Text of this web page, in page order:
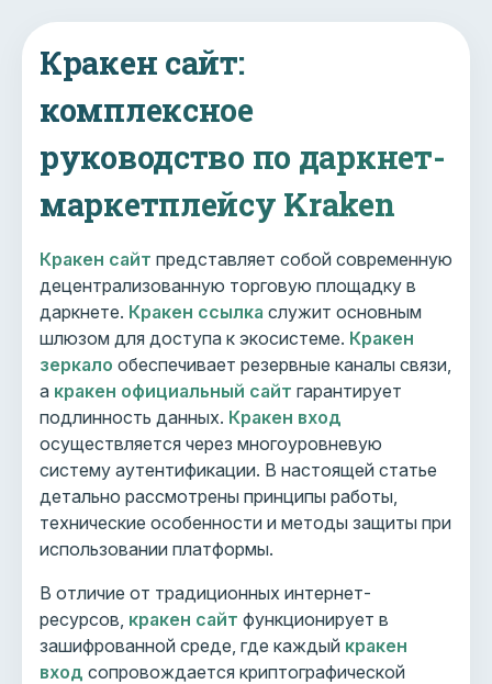
Кракен сайт:
комплексное
руководство по даркнет-
маркетплейсу Kraken
Кракен сайт представляет собой современную
децентрализованную торговую площадку в
даркнете. Кракен ссылка служит основным
шлюзом для доступа к экосистеме. Кракен
зеркало обеспечивает резервные каналы связи,
а кракен официальный сайт гарантирует
подлинность данных. Кракен вход
осуществляется через многоуровневую
систему аутентификации. В настоящей статье
детально рассмотрены принципы работы,
технические особенности и методы защиты при
использовании платформы.
В отличие от традиционных интернет-
ресурсов, кракен сайт функционирует в
зашифрованной среде, где каждый кракен
вход сопровождается криптографической